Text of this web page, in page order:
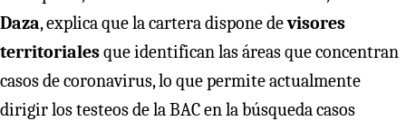
Daza, explica que la cartera dispone devisores
territorialesque identifican las áreas que concentran
casos de coronavirus, lo que permite actualmente
dirigir los testeos de la BAC en la búsqueda casos